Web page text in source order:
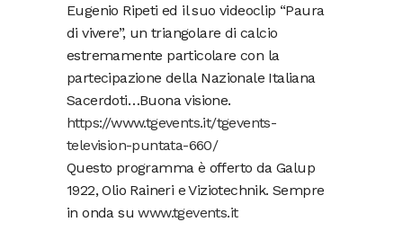
Eugenio Ripeti ed il suo videoclip “Paura
di vivere”, un triangolare di calcio
estremamente particolare con la
partecipazione della Nazionale Italiana
Sacerdoti…Buona visione.
https://www.tgevents.it/tgevents-
television-puntata-660/
Questo programma è offerto da Galup
1922, Olio Raineri e Viziotechnik. Sempre
in onda suwww.tgevents.it